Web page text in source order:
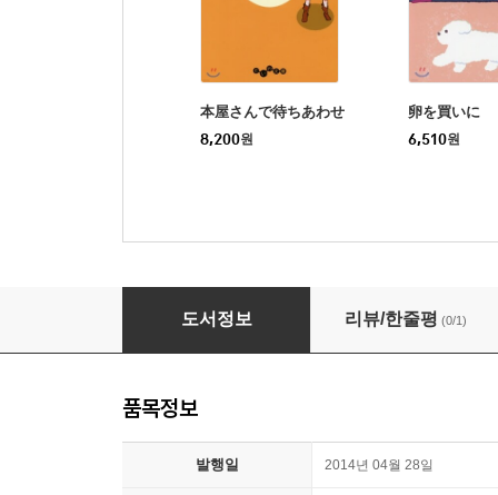
本屋さんで待ちあわせ
8,200원
卵を買いに
6,510원
あつあつを召し上がれ
도서정보 리뷰/한줄평 (0/1)
품목정보
발행일 2014년 04월 28일